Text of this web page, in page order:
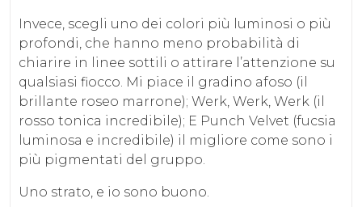
Invece, scegli uno dei colori più luminosi o più
profondi, che hanno meno probabilità di
chiarire in linee sottili o attirare l’attenzione su
qualsiasi fiocco. Mi piace il gradino afoso (il
brillante roseo marrone); Werk, Werk, Werk (il
rosso tonica incredibile); E Punch Velvet (fucsia
luminosa e incredibile) il migliore come sono i
più pigmentati del gruppo.
Uno strato, e io sono buono.